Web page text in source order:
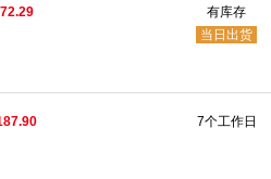
有库存
当日出货
7个工作日